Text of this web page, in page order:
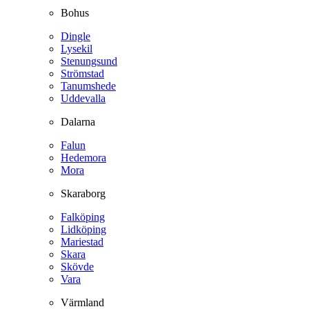
Bohus
Dingle
Lysekil
Stenungsund
Strömstad
Tanumshede
Uddevalla
Dalarna
Falun
Hedemora
Mora
Skaraborg
Falköping
Lidköping
Mariestad
Skara
Skövde
Vara
Värmland